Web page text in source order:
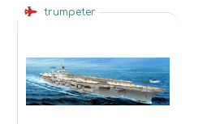
trumpeter